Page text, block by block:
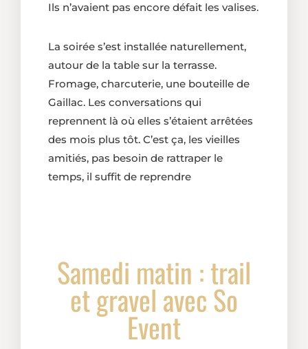
Ils n’avaient pas encore défait les valises.
La soirée s’est installée naturellement,
autour de la table sur la terrasse.
Fromage, charcuterie, une bouteille de
Gaillac. Les conversations qui
reprennent là où elles s’étaient arrêtées
des mois plus tôt. C’est ça, les vieilles
amitiés, pas besoin de rattraper le
temps, il suffit de reprendre
Samedi matin : trail
et gravel avec So
Event